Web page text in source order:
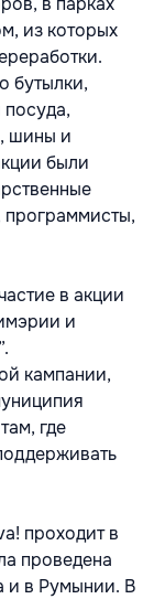
из которых
бутылки,
посуда,
шины и
были
в акции
и
кампании,
где
проходит в
проведена
и в Румынии. В